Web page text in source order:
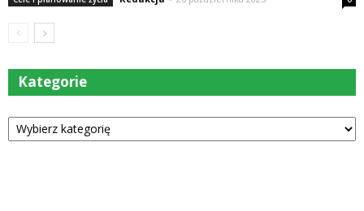
Kategorie
Kategorie